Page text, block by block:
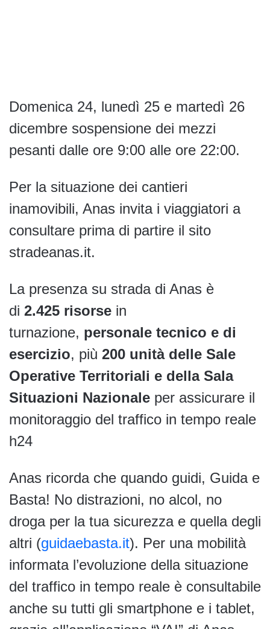
Domenica 24, lunedì 25 e martedì 26
dicembre sospensione dei mezzi
pesanti dalle ore 9:00 alle ore 22:00.
Per la situazione dei cantieri
inamovibili, Anas invita i viaggiatori a
consultare prima di partire il sito
stradeanas.it.
La presenza su strada di Anas è
di 2.425 risorse in
turnazione, personale tecnico e di
esercizio, più 200 unità delle Sale
Operative Territoriali e della Sala
Situazioni Nazionale per assicurare il
monitoraggio del traffico in tempo reale
h24
Anas ricorda che quando guidi, Guida e
Basta! No distrazioni, no alcol, no
droga per la tua sicurezza e quella degli
altri (guidaebasta.it). Per una mobilità
informata l’evoluzione della situazione
del traffico in tempo reale è consultabile
anche su tutti gli smartphone e i tablet,